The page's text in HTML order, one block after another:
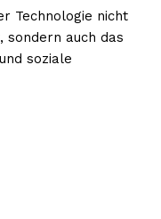
Technologie nicht
auch das
soziale